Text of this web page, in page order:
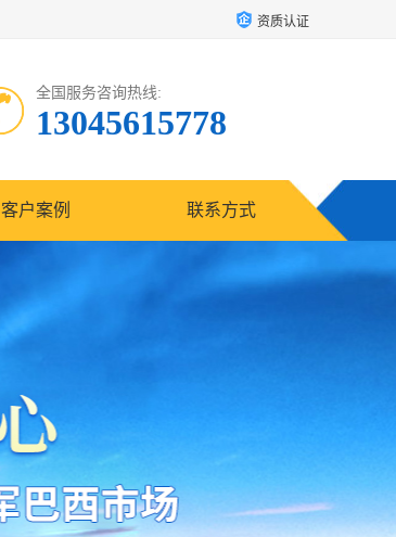
资质认证
全国服务咨询热线:
13045615778
客户案例 联系方式